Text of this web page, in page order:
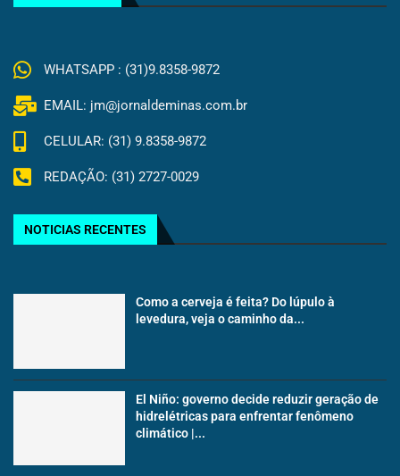
WHATSAPP : (31)9.8358-9872
EMAIL: jm@jornaldeminas.com.br
CELULAR: (31) 9.8358-9872
REDAÇÃO: (31) 2727-0029
NOTICIAS RECENTES
Como a cerveja é feita? Do lúpulo à
levedura, veja o caminho da...
El Niño: governo decide reduzir geração de
hidrelétricas para enfrentar fenômeno
climático |...